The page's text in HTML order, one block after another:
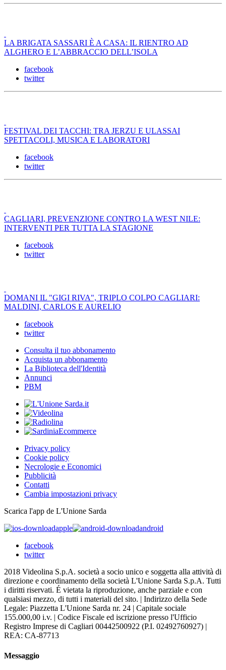
LA BRIGATA SASSARI È A CASA: IL RIENTRO AD
ALGHERO E L’ABBRACCIO DELL’ISOLA
facebook
twitter
FESTIVAL DEI TACCHI: TRA JERZU E ULASSAI
SPETTACOLI, MUSICA E LABORATORI
facebook
twitter
CAGLIARI, PREVENZIONE CONTRO LA WEST NILE:
INTERVENTI PER TUTTA LA STAGIONE
facebook
twitter
DOMANI IL "GIGI RIVA", TRIPLO COLPO CAGLIARI:
MALDINI, CARLOS E AURELIO
facebook
twitter
Consulta il tuo abbonamento
Acquista un abbonamento
La Biblioteca dell'Identità
Annunci
PBM
Privacy policy
Cookie policy
Necrologie e Economici
Pubblicità
Contatti
Cambia impostazioni privacy
Scarica l'app de L'Unione Sarda
apple
android
facebook
twitter
2018 Videolina S.p.A. società a socio unico e soggetta alla attività di
direzione e coordinamento della società L'Unione Sarda S.p.A. Tutti
i diritti riservati. É vietata la riproduzione, anche parziale e con
qualsiasi mezzo, di tutti i materiali del sito. | Indirizzo della Sede
Legale: Piazzetta L'Unione Sarda nr. 24 | Capitale sociale
155.000,00 i.v. | Codice Fiscale ed iscrizione presso l'Ufficio
Registro Imprese di Cagliari 00442500922 (P.I. 02492760927) |
REA: CA-87713
Messaggio